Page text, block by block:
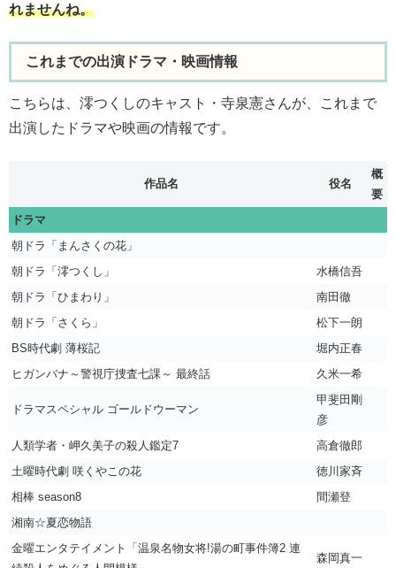
れませんね。
これまでの出演ドラマ・映画情報
こちらは、澪つくしのキャスト・寺泉憲さんが、これまで
出演したドラマや映画の情報です。
作品名 役名
概
要
ドラマ
朝ドラ「まんさくの花」
朝ドラ「澪つくし」
水橋信吾
朝ドラ「ひまわり」
南田徹
朝ドラ「さくら」
松下一朗
BS時代劇 薄桜記
堀内正春
ヒガンバナ～警視庁捜査七課～ 最終話
久米一希
ドラマスペシャル ゴールドウーマン
甲斐田剛
彦
人類学者・岬久美子の殺人鑑定7
高倉徹郎
土曜時代劇 咲くやこの花
徳川家斉
相棒 season8
間瀬登
湘南☆夏恋物語
金曜エンタテイメント「温泉名物女将!湯の町事件簿2 連
森岡真一